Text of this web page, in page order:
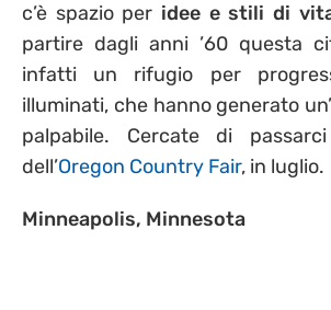
c’è spazio per idee e stili di
partire dagli anni ’60 questa
infatti un rifugio per
illuminati, che hanno generato
palpabile. Cercate di
dell’Oregon Country Fair, in luglio.
Minneapolis, Minnesota